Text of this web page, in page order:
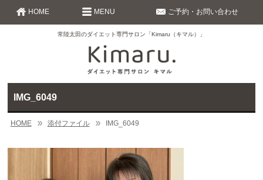
常陸太田のダイエット専門サロン「Kimaru（キマル）」
HOME ご予約・お問い合わせ
MENU
IMG_6049
HOME 添付ファイル IMG_6049